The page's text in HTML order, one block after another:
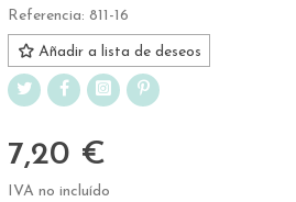
Referencia: 811-16
Añadir a lista de deseos
7,20 €
IVA no incluído